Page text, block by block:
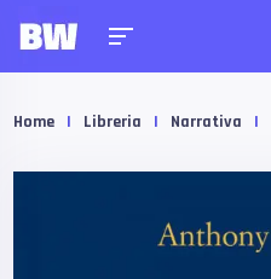
Home | Libreria | Narrativa |